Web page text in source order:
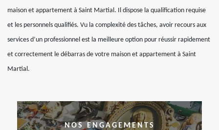
maison et appartement à Saint Martial. Il dispose la qualification requise
et les personnels qualifiés. Vu la complexité des tâches, avoir recours aux
services d’un professionnel est la meilleure option pour réussir rapidement
et correctement le débarras de votre maison et appartement à Saint
Martial.
NOS ENGAGEMENTS